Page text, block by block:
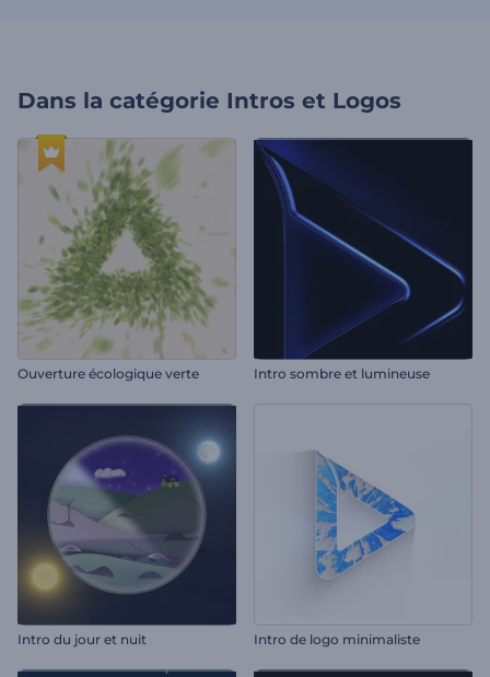
Dans la catégorie Intros et Logos
Ouverture écologique verte Intro sombre et lumineuse
Intro du jour et nuit Intro de logo minimaliste